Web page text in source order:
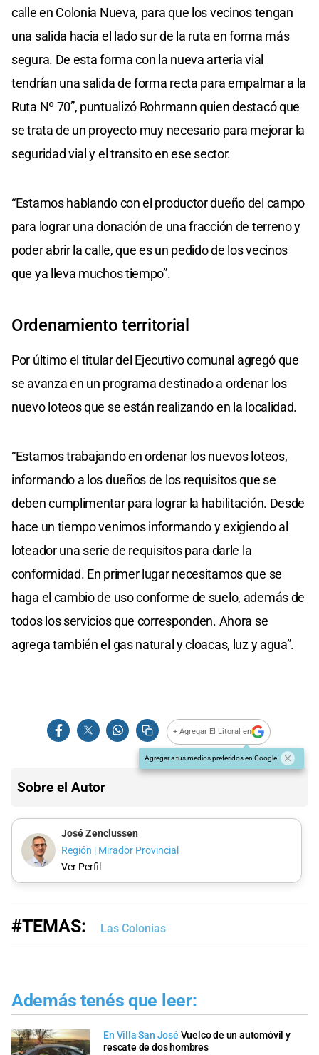
calle en Colonia Nueva, para que los vecinos tengan
una salida hacia el lado sur de la ruta en forma más
segura. De esta forma con la nueva arteria vial
tendrían una salida de forma recta para empalmar a la
Ruta Nº 70”, puntualizó Rohrmann quien destacó que
se trata de un proyecto muy necesario para mejorar la
seguridad vial y el transito en ese sector.
“Estamos hablando con el productor dueño del campo
para lograr una donación de una fracción de terreno y
poder abrir la calle, que es un pedido de los vecinos
que ya lleva muchos tiempo”.
Ordenamiento territorial
Por último el titular del Ejecutivo comunal agregó que
se avanza en un programa destinado a ordenar los
nuevo loteos que se están realizando en la localidad.
“Estamos trabajando en ordenar los nuevos loteos,
informando a los dueños de los requisitos que se
deben cumplimentar para lograr la habilitación. Desde
hace un tiempo venimos informando y exigiendo al
loteador una serie de requisitos para darle la
conformidad. En primer lugar necesitamos que se
haga el cambio de uso conforme de suelo, además de
todos los servicios que corresponden. Ahora se
agrega también el gas natural y cloacas, luz y agua”.
+ Agregar El Litoral en
Agregar a tus medios preferidos en Google
Sobre el Autor
José Zenclussen
Región | Mirador Provincial
Ver Perfil
#TEMAS: Las Colonias
Además tenés que leer:
En Villa San José Vuelco de un automóvil y
rescate de dos hombres